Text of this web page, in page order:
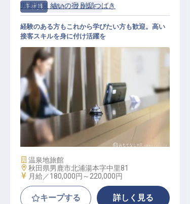
正社員 宿泊 フロント
フロントスタッフ
男鹿温泉 結いの宿 別邸つばき
経験のある方もこれから学びたい方も歓迎。高い
接客スキルを身に付け活躍を
施設業態
温泉地旅館
勤務地
秋田県男鹿市北浦湯本字中里81
給与
月給／180,000円～ 220,000円
キープする 詳しく見る